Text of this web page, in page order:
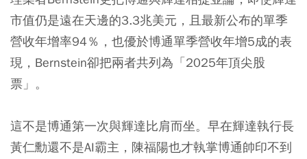
市值仍是遠在天邊的3.3兆美元，且最新公布的單季
營收年增率94％，也優於博通單季營收年增5成的表
現，Bernstein卻把兩者共列為「2025年頂尖股
票」。
這不是博通第一次與輝達比肩而坐。早在輝達執行長
黃仁勳還不是AI霸主，陳福陽也才執掌博通帥印不到